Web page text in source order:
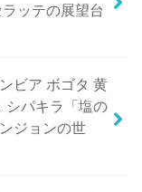
ッテの展望台
ビア ボゴタ 黄
シパキラ「塩の
ジョンの世